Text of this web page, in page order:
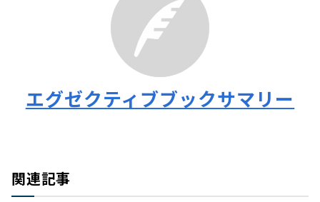
エグゼクティブブックサマリー
関連記事